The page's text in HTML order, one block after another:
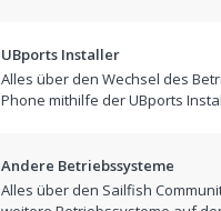
UBports Installer
Alles über den Wechsel des
Phone mithilfe der UBports
Andere Betriebssysteme
Alles über den Sailfish